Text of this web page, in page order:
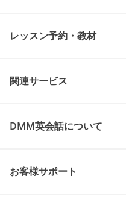
レッスン予約・教材
関連サービス
DMM英会話について
お客様サポート